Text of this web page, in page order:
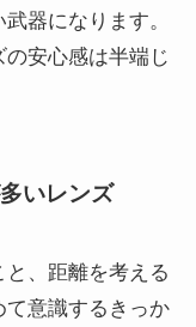
器になります。
安心感は半端じ
いレンズ
、距離を考える
て意識するきっか